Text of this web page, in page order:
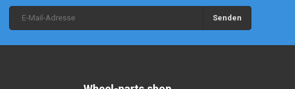
Senden